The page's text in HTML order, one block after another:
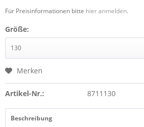
Für Preisinformationen bitte hier anmelden.
Größe:
Merken
Artikel-Nr.: 8711130
Beschreibung